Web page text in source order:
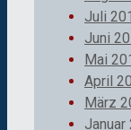
Juli
Juni
Mai
April
März
Januar